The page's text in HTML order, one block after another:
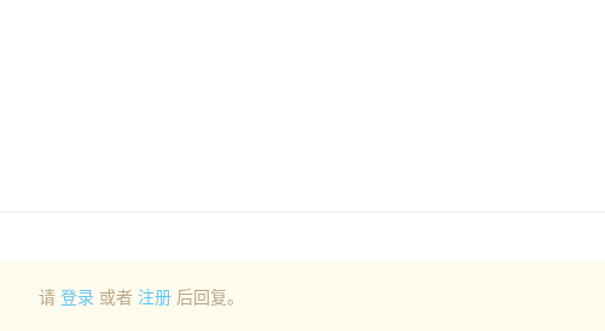
请 登录 或者 注册 后回复。